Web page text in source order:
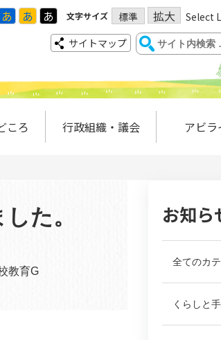
あ あ あ 文字サイズ 標準 拡大 Select
サイトマップ
ころ 行政組織・議会 アビラ
た。
教育G
お知ら
全てのカ
くらしと